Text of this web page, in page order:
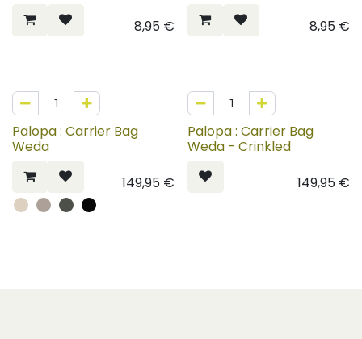
8,95€
8,95€
NIEUWE KLEUREN
Palopa : Carrier Bag
Weda
149,95€
NIEUWE KLEUREN
Palopa : Carrier Bag
Weda - Crinkled
149,95€